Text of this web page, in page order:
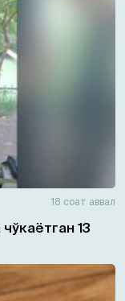
18 соат аввал
13